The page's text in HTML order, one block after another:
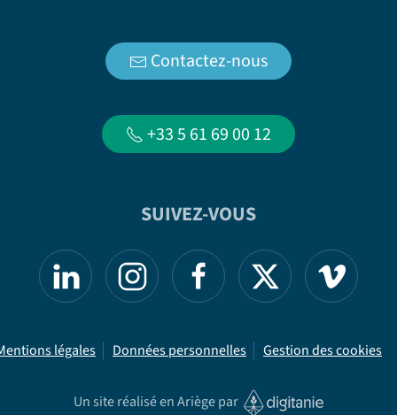
Contactez-nous
+33 5 61 69 00 12
SUIVEZ-VOUS
légales Données personnelles Gestion des cookies
Un site réalisé en Ariège par